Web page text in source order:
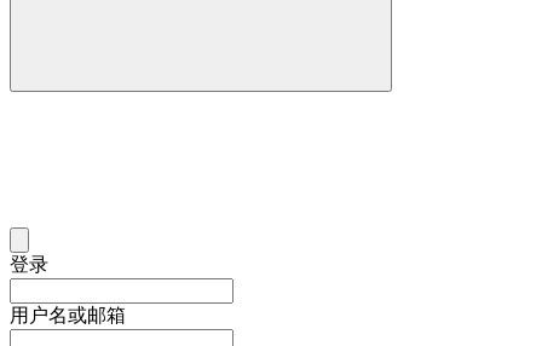
登录
用户名或邮箱